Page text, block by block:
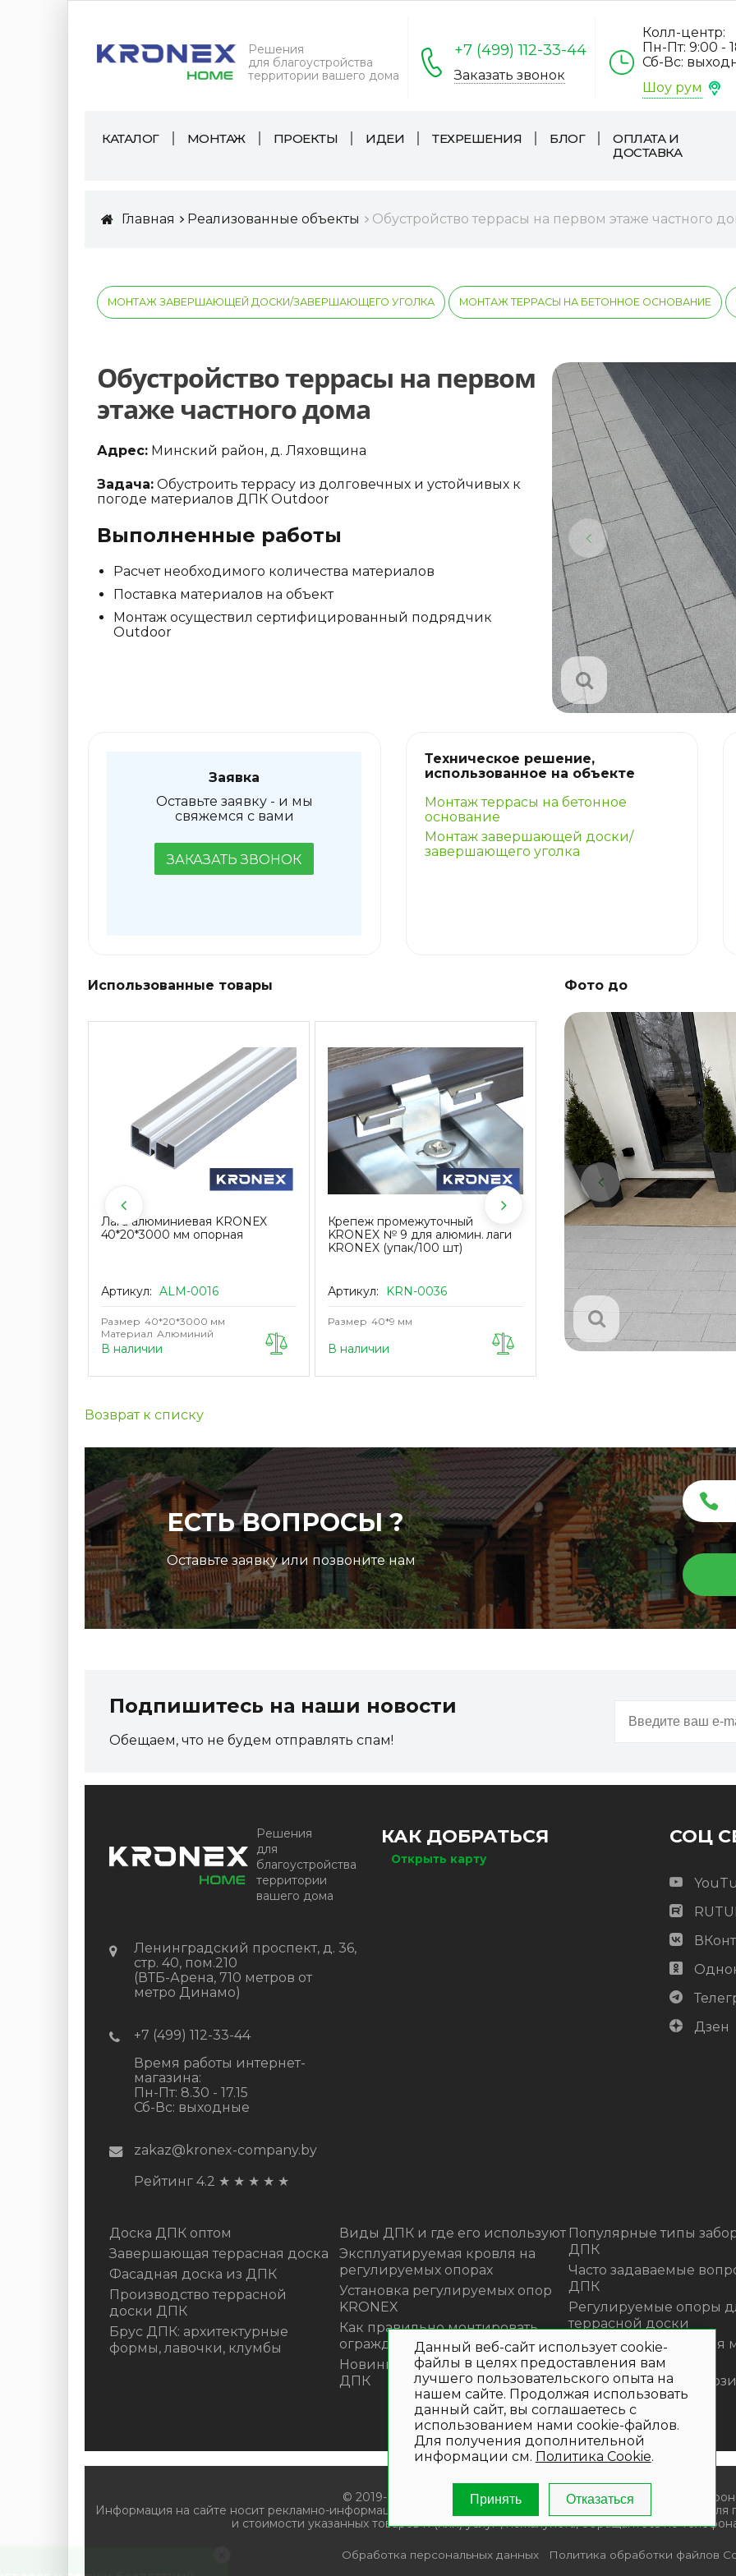
Решения
для благоустройства
территории вашего дома
+7 (499) 112-33-44
Заказать звонок
Колл-центр:
Пн-Пт: 9:00 -
Сб-Вс:
Шоу рум
КАТАЛОГ МОНТАЖ ПРОЕКТЫ ИДЕИ ТЕХРЕШЕНИЯ БЛОГ
ОПЛАТА И
ДОСТАВКА
Главная Реализованные объекты Обустройство террасы на первом этаже частного
МОНТАЖ ЗАВЕРШАЮЩЕЙ ДОСКИ/ЗАВЕРШАЮЩЕГО УГОЛКА МОНТАЖ ТЕРРАСЫ НА БЕТОННОЕ ОСНОВАНИЕ
Обустройство террасы на первом
этаже частного дома
Адрес: Минский район, д. Ляховщина
Задача: Обустроить террасу из долговечных и устойчивых к
погоде материалов ДПК Outdoor
Выполненные работы
Расчет необходимого количества материалов
Поставка материалов на объект
Монтаж осуществил сертифицированный подрядчик
Outdoor
Заявка
Оставьте заявку - и мы
свяжемся с вами
ЗАКАЗАТЬ ЗВОНОК
Техническое решение,
использованное на объекте
Монтаж террасы на бетонное
основание
Монтаж завершающей доски/
завершающего уголка
Фото до
Использованные товары
Лага алюминиевая KRONEX
40*20*3000 мм опорная
Артикул: ALM-0016
Размер 40*20*3000 мм
Материал Алюминий
В наличии
Крепеж промежуточный
KRONEX № 9 для алюмин. лаги
KRONEX (упак/100 шт)
Артикул: KRN-0036
Размер 40*9 мм
В наличии
Резиновые подкладки под
KRONEX 80х60х4мм (упак. 30
Артикул: KRN-0109
Размер 80*60*4мм
Материал
Резина
В наличии
Возврат к списку
ЕСТЬ ВОПРОСЫ ?
Оставьте заявку или позвоните нам
Подпишитесь на наши новости
Обещаем, что не будем отправлять спам!
Решения
для
благоустройства
территории
вашего дома
Ленинградский проспект, д. 36,
стр. 40, пом.210
(ВТБ-Арена, 710 метров от
метро Динамо)
+7 (499) 112-33-44
Время работы интернет-
магазина:
Пн-Пт: 8.30 - 17.15
Сб-Вс: выходные
zakaz@kronex-company.by
Рейтинг 4.2 ★ ★ ★ ★ ★
КАК ДОБРАТЬСЯ
Открыть карту
СОЦ
Дзен
Доска ДПК оптом
Завершающая террасная доска
Фасадная доска из ДПК
Производство террасной
доски ДПК
Брус ДПК: архитектурные
формы, лавочки, клумбы
Виды ДПК и где его используют
Эксплуатируемая кровля на
регулируемых опорах
Установка регулируемых опор
KRONEX
Как правильно монтировать
ограждения из ДПК?
Новинка! Моющее средство для
ДПК
Популярные типы
ДПК
Часто задаваемые
ДПК
Регулируемые опоры
террасной доски
Премиальная садовая
из ротанга Outdoor
Нескользящие
ступени
© 2019- 2026. Общество с ограниченной ответственностью
Информация на сайте носит рекламно-информационный характер и не является публичной офертой.
и стоимости указанных товаров и (или) услуг , пожалуйста, обращайтесь по
Обработка персональных данных Политика обработки файлов
Данный веб-сайт использует cookie-
файлы в целях предоставления вам
лучшего пользовательского опыта на
нашем сайте. Продолжая использовать
данный сайт, вы соглашаетесь с
использованием нами cookie-файлов.
Для получения дополнительной
информации см. Политика Cookie.
Принять Отказаться